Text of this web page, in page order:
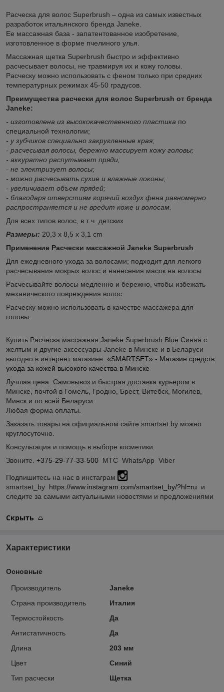
Расческа для волос Superbrush – одна из самых известных
разработок итальянского бренда Janeke.
Ее массажная база - запатентованное изобретение,
изготовленное в форме пчелиного улья.
Массажная щетка Superbrush быстро и эффективно
расчесывает волосы, не травмируя их и кожу головы.
Расческу можно использовать с феном только при средних
температурных режимах 45-50 градусов.
Преимущества расчески для волос Superbrush от бренда
Janeke:
- изготовлена из высококачественного пластика по
специальной технологии;
- у зубчиков специально закругленные края;
- расчесывая волосы, бережно массирует кожу головы;
- аккуратно распутывает пряди;
- не электризует волосы;
- можно расчесывать сухие и влажные локоны;
- увеличивает объем прядей;
- благодаря отверстиям горячий воздух фена равномерно
распространяется и не вредит коже и волосам.
Для всех типов волос, в т ч детских
Размеры: 20,3 x 8,5 x 3,1 cm
Применение Расчески массажной Janeke Superbrush
Для ежедневного ухода за волосами; подходит для легкого
расчесывания мокрых волос и нанесения масок на волосы
Расчесывайте волосы медленно и бережно, чтобы избежать
механического повреждения волос
Расческу можно использовать в качестве массажера для
головы.
Купить Расческа массажная Janeke Superbrush Blue Синяя с
желтым и другие аксессуары Janeke в Минске и в Беларуси
выгодно в интернет магазине «SMARTSET» - Магазин средств
ухода за кожей высокого качества в Минске
Лучшая цена. Самовывоз и быстрая доставка курьером в
Минске, почтой в Гомель, Гродно, Брест, Витебск, Могилев,
Минск и по всей Беларуси.
Любая форма оплаты.
Заказать товары на официальном сайте smartset.by можно
круглосуточно.
Консультация и помощь в выборе косметики.
Звоните. +375-29-77-33-500 МТС WhatsApp Viber
Подпишитесь на нас в инстаграм
smartset_by https://www.instagram.com/smartset_by/?hl=ru и
следите за самыми актуальными новостями и предложениями
Скрыть
Характеристики
Основные
Производитель
Janeke
Страна производитель
Италия
Термостойкость
Да
Антистатичность
Да
Длина
203 мм
Цвет
Синий
Тип расчески
Щетка